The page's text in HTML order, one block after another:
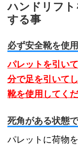
ハンドリフ
する事
必ず安全靴を使
パレットを引い
分で足を引いて
靴を使用してくだ
死角がある状態
パレットに荷物